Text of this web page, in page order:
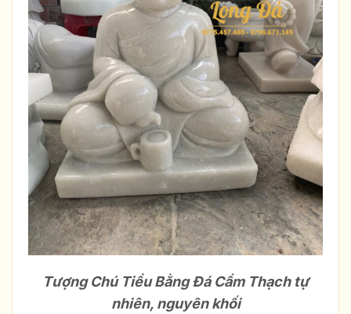
Tượng Chú Tiểu Bằng Đá Cẩm Thạch tự
nhiên, nguyên khối